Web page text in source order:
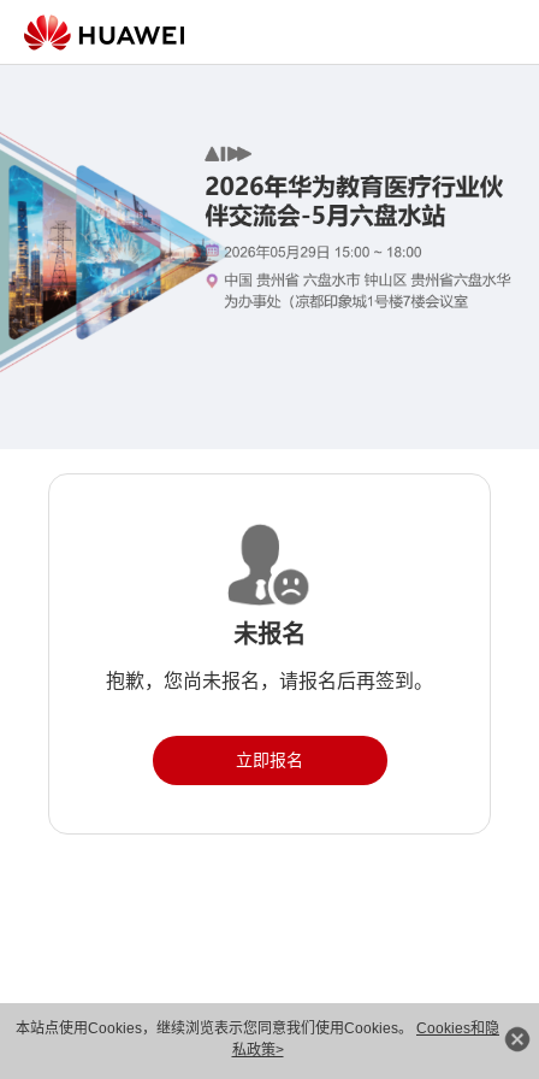
本站点使用Cookies，继续浏览表示您同意我们使用Cookies。 Cookies和隐
私政策>
未报名
抱歉，您尚未报名，请报名后再签到。
立即报名
版权所有 © 华为技术有限公司 1998-2026。 保留一切权利。粤A2-20044005号
隐私保护
法律声明